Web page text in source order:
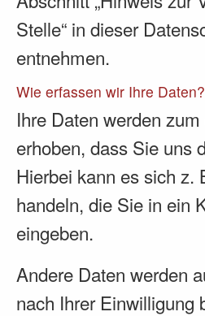
Stelle“ in dieser
entnehmen.
Wie erfassen wir Ihre Daten?
Ihre Daten werden
erhoben, dass Sie uns
Hierbei kann es sich z.
handeln, die Sie in ein
eingeben.
Andere Daten werden
nach Ihrer Einwilligung